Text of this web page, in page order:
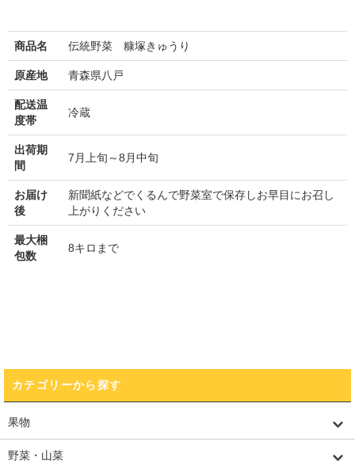
商品名 伝統野菜 糠塚きゅうり
原産地 青森県八戸
配送温
度帯
冷蔵
出荷期
間
7月上旬～8月中旬
お届け
後
新聞紙などでくるんで野菜室で保存しお早目にお召し
上がりください
最大梱
包数
8キロまで
カテゴリーから探す
果物
野菜・山菜